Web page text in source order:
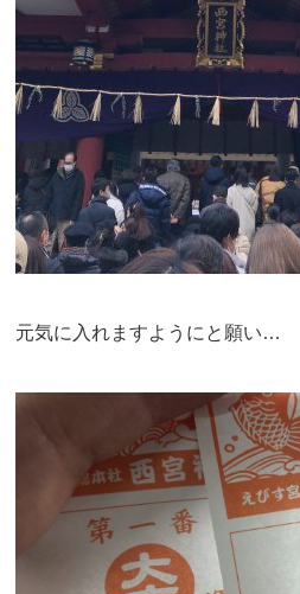
元気に入れますようにと願い…